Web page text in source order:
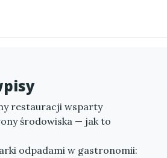
restauracji wsparty
środowiska — jak to
odpadami w gastronomii: